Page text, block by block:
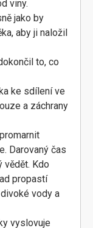
viny.
jako by
aby ji naložil
to, co
ke sdílení ve
a záchrany
Darovaný čas
vědět. Kdo
propastí
vody a
vyslovuje